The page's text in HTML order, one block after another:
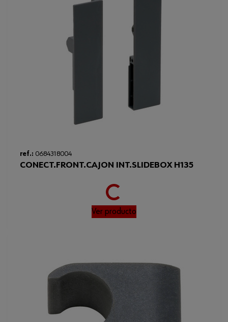
ref.: 0684318004
CONECT.FRONT.CAJON INT.SLIDEBOX H135
Loading...
Ver producto